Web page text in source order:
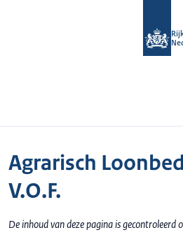
Agrarisch
V.O.F.
De inhoud van deze pagina is